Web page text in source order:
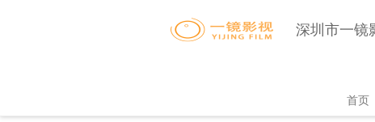
深圳市一镜
Main
首页